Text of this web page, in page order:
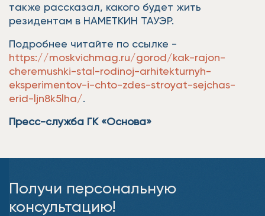
также рассказал, какого будет жить
резидентам в НАМЕТКИН ТАУЭР.
Подробнее читайте по ссылке -
https://moskvichmag.ru/gorod/kak-rajon-
cheremushki-stal-rodinoj-arhitekturnyh-
eksperimentov-i-chto-zdes-stroyat-sejchas-
erid-ljn8k5lha/.
Пресс-служба ГК «Основа»
Получи персональную
консультацию!